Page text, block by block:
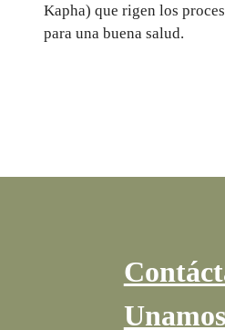
Kapha) que rigen los
para una buena salud.